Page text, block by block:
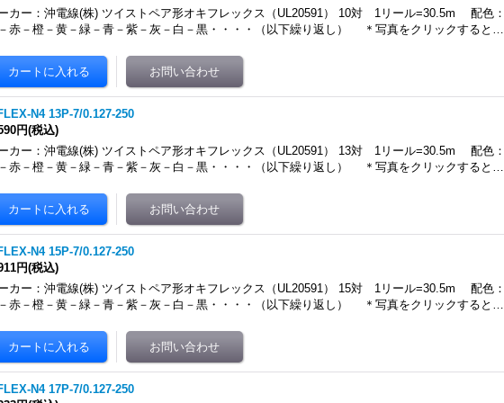
カー：沖電線(株) ツイストペア形オキフレックス（UL20591） 10対 1リール=30.5m 配色：
赤－橙－黄－緑－青－紫－灰－白－黒・・・・（以下繰り返し） ＊写真をクリックすると…
N4 13P-7/0.127-250
円(税込)
カー：沖電線(株) ツイストペア形オキフレックス（UL20591） 13対 1リール=30.5m 配色：
赤－橙－黄－緑－青－紫－灰－白－黒・・・・（以下繰り返し） ＊写真をクリックすると…
N4 15P-7/0.127-250
円(税込)
カー：沖電線(株) ツイストペア形オキフレックス（UL20591） 15対 1リール=30.5m 配色：
赤－橙－黄－緑－青－紫－灰－白－黒・・・・（以下繰り返し） ＊写真をクリックすると…
N4 17P-7/0.127-250